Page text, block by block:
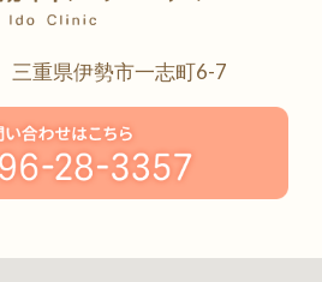
重県伊勢市一志町6-7